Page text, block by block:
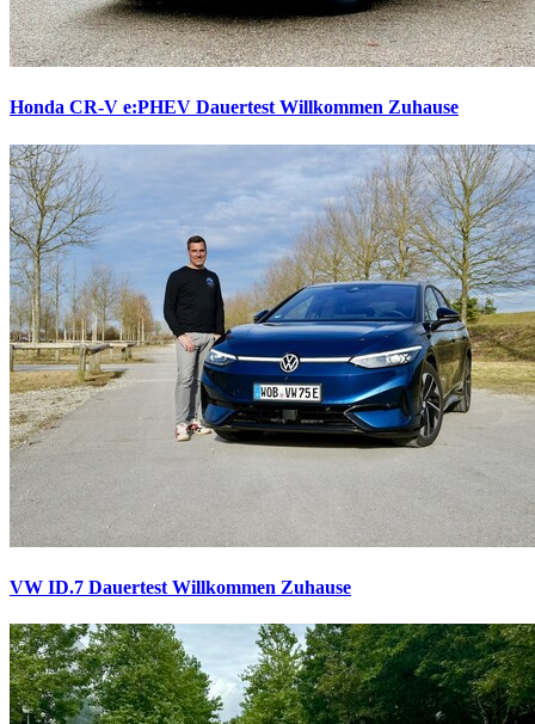
Honda CR-V e:PHEV Dauertest Willkommen Zuhause
VW ID.7 Dauertest Willkommen Zuhause